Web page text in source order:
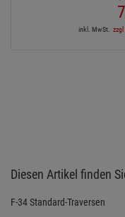
inkl. MwSt. zzgl
Diesen Artikel finden
F-34 Standard-Traversen